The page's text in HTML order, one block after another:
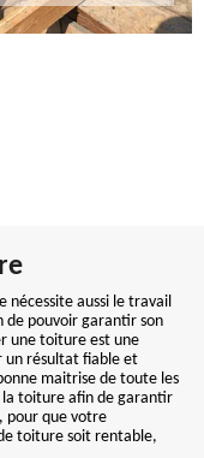
nécessite aussi le travail
de pouvoir garantir son
une toiture est une
un résultat fiable et
maitrise de toute les
toiture afin de garantir
pour que votre
toiture soit rentable,